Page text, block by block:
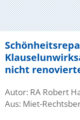
nicht
Autor: RA Robert
Aus: Miet-